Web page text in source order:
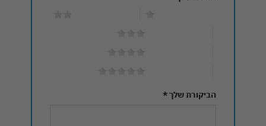
הביקורת שלך*